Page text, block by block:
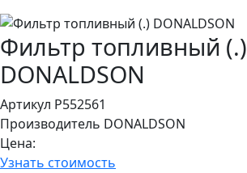
Фильтр топливный (.)
DONALDSON
Артикул P552561
Производитель DONALDSON
Цена:
Узнать стоимость